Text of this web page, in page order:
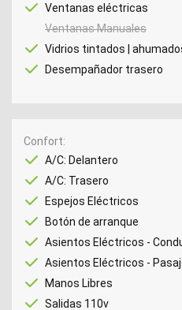
Ventanas eléctricas
Ventanas Manuales
Vidrios tintados |
Desempañador trasero
Confort
A/C: Delantero
A/C: Trasero
Espejos Eléctricos
Botón de arranque
Asientos Eléctricos -
Asientos Eléctricos -
Manos Libres
Salidas 110v